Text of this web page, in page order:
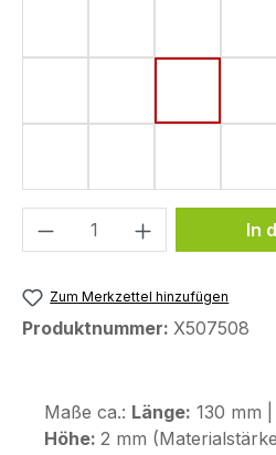
Produkt Anzahl: In
Zum Merkzettel hinzufügen
Produktnummer: X507508
Maße ca.: Länge: 130 mm |
Höhe: 2 mm